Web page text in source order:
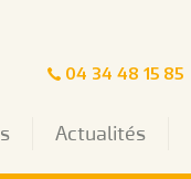
Actualités
04 34 48 15 85